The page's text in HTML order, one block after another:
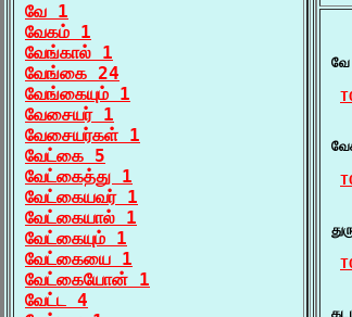
வே 1
வேகம் 1
வேங்கால் 1
வேங்கை 24
வேங்கையும் 1
வேசையர் 1
வேசையர்கள் 1
வேட்கை 5
வேட்கைத்து 1
வேட்கையவர் 1
வேட்கையால் 1
வேட்கையும் 1
வேட்கையை 1
வேட்கையோன் 1
வேட்ட 4